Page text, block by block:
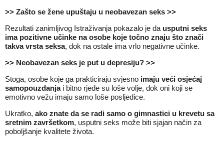
>> Zašto se žene upuštaju u neobavezan seks >>
Rezultati zanimljivog Istraživanja pokazalo je da usputni seks
ima pozitivne učinke na osobe koje točno znaju što znači
takva vrsta seksa, dok na ostale ima vrlo negativne učinke.
>> Neobavezan seks je put u depresiju? >>
Stoga, osobe koje ga prakticiraju svjesno imaju veći osjećaj
samopouzdanjai bitno rjeđe su loše volje, dok oni koji se
emotivno vežu imaju samo loše posljedice.
Ukratko, ako znate da se radi samo o gimnastici u krevetu sa
sretnim završetkom, usputni seks može biti sjajan način za
poboljšanje kvalitete života.